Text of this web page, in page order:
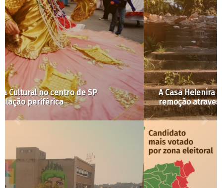
A Casa Helenira Preta foi demolida: quando a
remoção atravessa a vida das mulheres